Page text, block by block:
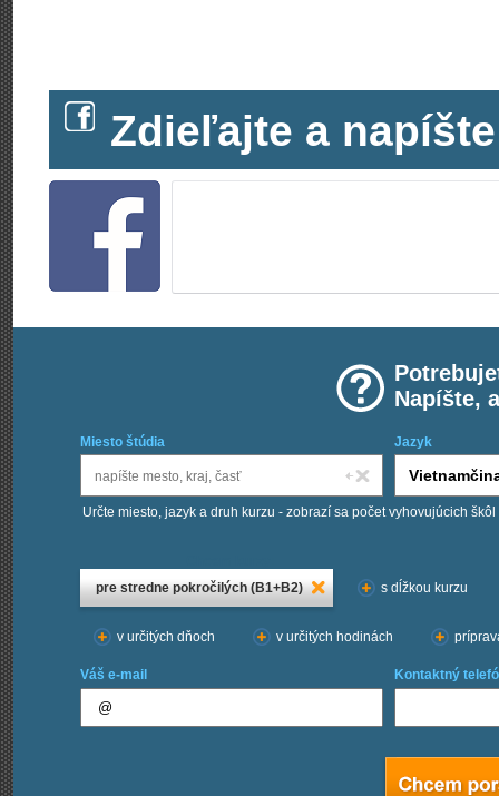
Zdieľajte a
Napíšte,
Miesto štúdia Jazyk
Určte miesto, jazyk a druh kurzu - zobrazí sa počet vyhovujúcich škôl
pre stredne pokročilých (B1+B2)
s dĺžkou kurzu
v určitých dňoch v určitých hodinách
Váš e-mail Kontaktný